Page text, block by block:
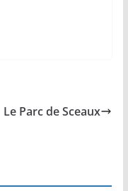
Le Parc de Sceaux